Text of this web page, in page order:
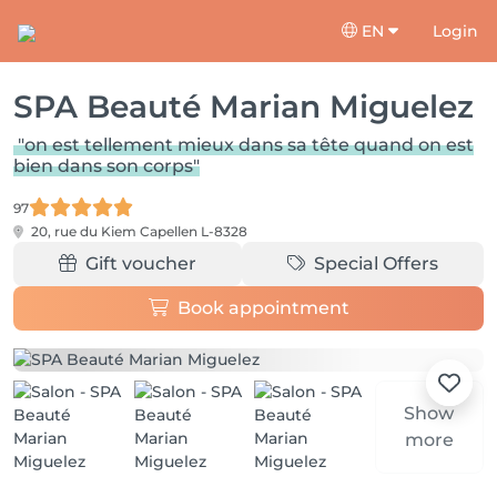
EN Login
SPA Beauté Marian Miguelez
"on est tellement mieux dans sa tête quand on est
bien dans son corps"
97
20, rue du Kiem Capellen L-8328
Gift voucher Special Offers
Book appointment
Show
more